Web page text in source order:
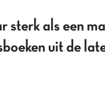
sterk als een
uit de